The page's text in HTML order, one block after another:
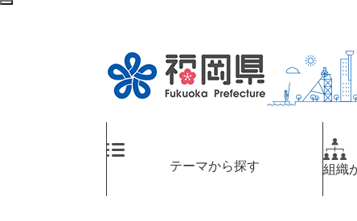
ペ
テーマから探す 組織